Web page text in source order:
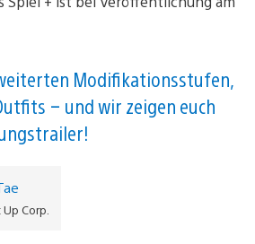
Modifikationsstufen,
– und wir zeigen euch
Corp.